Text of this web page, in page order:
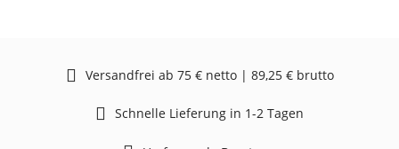
Versandfrei ab 75 € netto | 89,25 € brutto
Schnelle Lieferung in 1-2 Tagen